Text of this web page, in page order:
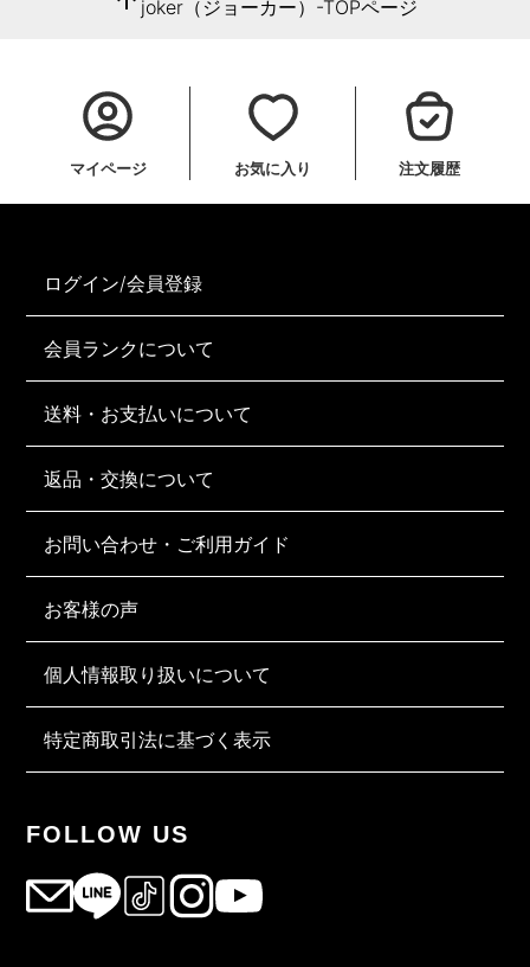
joker（ジョーカー）-TOPページ
マイページ お気に入り 注文履歴
ログイン/会員登録
会員ランクについて
送料・お支払いについて
返品・交換について
お問い合わせ・ご利用ガイド
お客様の声
個人情報取り扱いについて
特定商取引法に基づく表示
FOLLOW US